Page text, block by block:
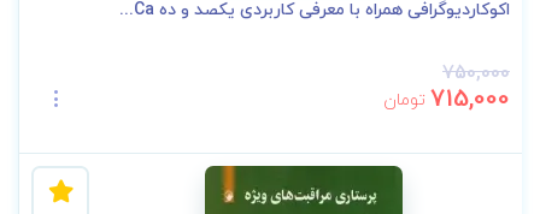
اکوکاردیوگرافی همراه با معرفی کاربردی یکصد و ده Ca...
750,000
715,000 تومان